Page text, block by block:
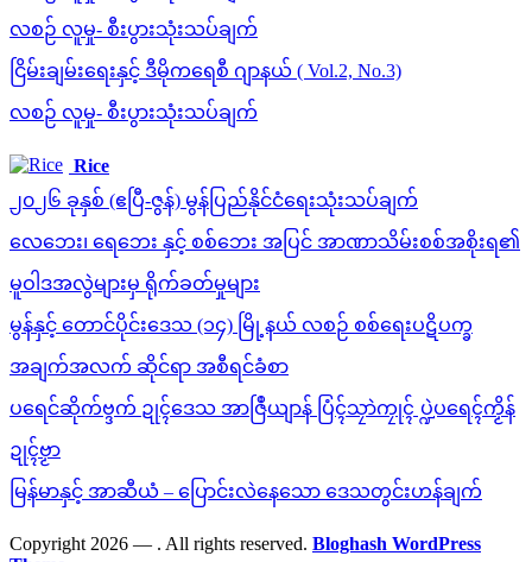
လစဉ် လူမှု- စီးပွားသုံးသပ်ချက်
ငြိမ်းချမ်းရေးနှင့် ဒီမိုကရေစီ ဂျာနယ် ( Vol.2, No.3)
လစဉ် လူမှု- စီးပွားသုံးသပ်ချက်
Rice
၂၀၂၆ ခုနှစ် (ဧပြီ-ဇွန်) မွန်ပြည်နိုင်ငံရေးသုံးသပ်ချက်
လေဘေး၊ ရေဘေး နှင့် စစ်ဘေး အပြင် အာဏာသိမ်းစစ်အစိုးရ၏
မူဝါဒအလွဲများမှ ရိုက်ခတ်မှုများ
မွန်နှင့် တောင်ပိုင်းဒေသ (၁၄) မြို့နယ် လစဉ် စစ်ရေးပဋိပက္ခ
အချက်အလက် ဆိုင်ရာ အစီရင်ခံစာ
ပရေင်ဆိုက်ဗ္ဒက် ဍုၚ်ဒေသ အာဇြဳယျာန် ပြံၚ်သၠာဲကၠုၚ် ပ္ဍဲပရေၚ်ကၟိန်
ဍုၚ်ဗၟာ
မြန်မာနှင့် အာဆီယံ – ပြောင်းလဲနေသော ဒေသတွင်းဟန်ချက်
Copyright 2026 — . All rights reserved. Bloghash WordPress